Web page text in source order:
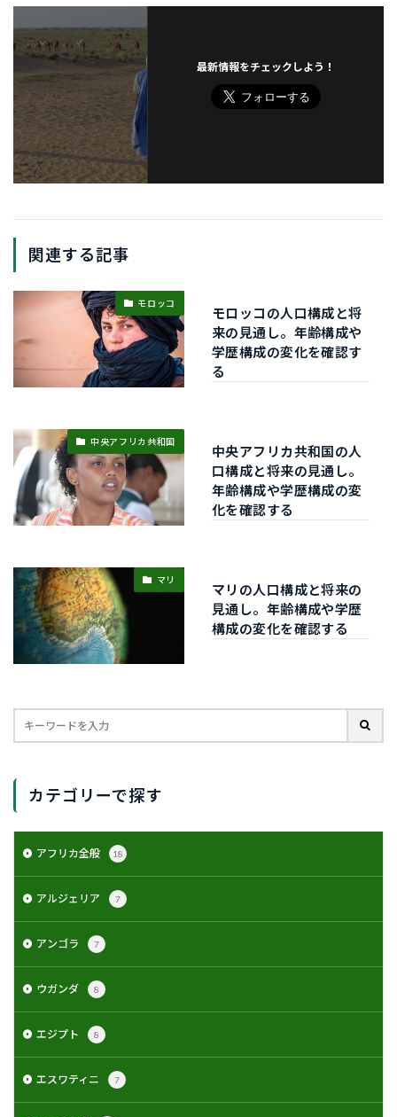
最新情報をチェックしよう！
関連する記事
モロッコ
モロッコの人口構成と将
来の見通し。年齢構成や
学歴構成の変化を確認す
る
中央アフリカ共和国
中央アフリカ共和国の人
口構成と将来の見通し。
年齢構成や学歴構成の変
化を確認する
マリ
マリの人口構成と将来の
見通し。年齢構成や学歴
構成の変化を確認する
カテゴリーで探す
アフリカ全般 18
アルジェリア 7
アンゴラ 7
ウガンダ 8
エジプト 8
エスワティニ 7